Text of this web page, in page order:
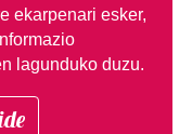
ekarpenari esker,
lagunduko duzu.